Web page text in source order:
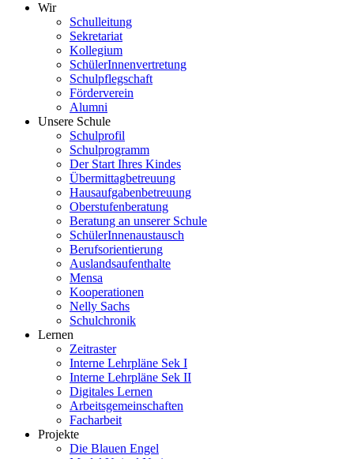
Wir
Schulleitung
Sekretariat
Kollegium
SchülerInnenvertretung
Schulpflegschaft
Förderverein
Alumni
Unsere Schule
Schulprofil
Schulprogramm
Der Start Ihres Kindes
Übermittagbetreuung
Hausaufgabenbetreuung
Oberstufenberatung
Beratung an unserer Schule
SchülerInnenaustausch
Berufsorientierung
Auslandsaufenthalte
Mensa
Kooperationen
Nelly Sachs
Schulchronik
Lernen
Zeitraster
Interne Lehrpläne Sek I
Interne Lehrpläne Sek II
Digitales Lernen
Arbeitsgemeinschaften
Facharbeit
Projekte
Die Blauen Engel